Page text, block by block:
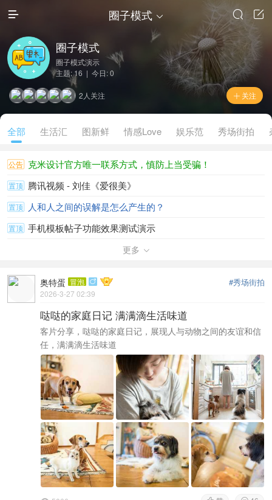
 圈子模式  

 关注
圈子模式
圈子模式演示
主题: 16 | 今日: 0
2人关注
全部 生活汇 图新鲜 情感Love 娱乐范 秀场街拍
公告 克米设计官方唯一联系方式，慎防上当受骗！
置顶 腾讯视频 - 刘佳《爱很美》
置顶 人和人之间的误解是怎么产生的？
置顶 手机模板帖子功能效果测试演示
克米设计APP手机版v3.6.20220620 更新日志
更多 
#秀场街拍
奥特蛋 冒泡 
2026-3-27 02:39
哒哒的家庭日记 满满滴生活味道
客片分享，哒哒的家庭日记，展现人与动物之间的友谊和信
任，满满滴生活味道